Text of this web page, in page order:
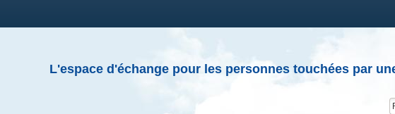
L'espace d'échange pour les personnes touchées par